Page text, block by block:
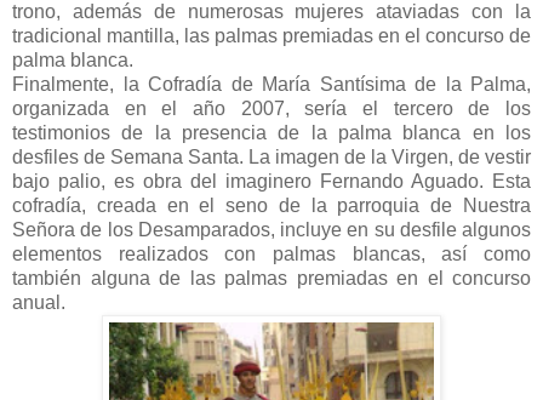
trono, además de numerosas mujeres ataviadas con la
tradicional mantilla, las palmas premiadas en el concurso de
palma blanca.
Finalmente, la Cofradía de María Santísima de la Palma,
organizada en el año 2007, sería el tercero de los
testimonios de la presencia de la palma blanca en los
desfiles de Semana Santa. La imagen de la Virgen, de vestir
bajo palio, es obra del imaginero Fernando Aguado. Esta
cofradía, creada en el seno de la parroquia de Nuestra
Señora de los Desamparados, incluye en su desfile algunos
elementos realizados con palmas blancas, así como
también alguna de las palmas premiadas en el concurso
anual.